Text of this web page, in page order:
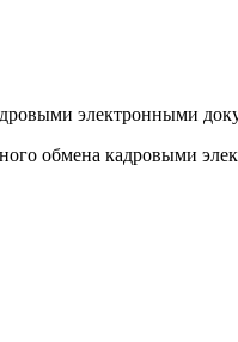
электронными
обмена кадровыми